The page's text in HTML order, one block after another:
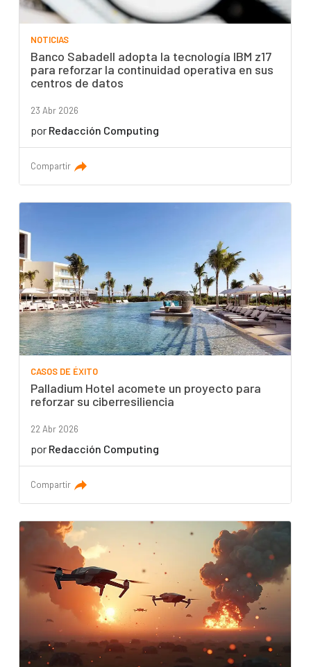
NOTICIAS
Banco Sabadell adopta la tecnología IBM z17
para reforzar la continuidad operativa en sus
centros de datos
23 Abr 2026
por Redacción Computing
Compartir
CASOS DE ÉXITO
Palladium Hotel acomete un proyecto para
reforzar su ciberresiliencia
22 Abr 2026
por Redacción Computing
Compartir